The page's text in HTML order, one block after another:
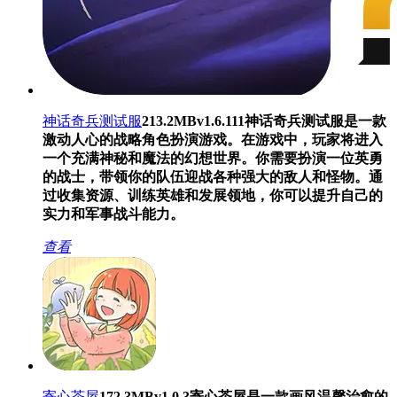
神话奇兵测试服213.2MBv1.6.111神话奇兵测试服是一款
激动人心的战略角色扮演游戏。在游戏中，玩家将进入
一个充满神秘和魔法的幻想世界。你需要扮演一位英勇
的战士，带领你的队伍迎战各种强大的敌人和怪物。通
过收集资源、训练英雄和发展领地，你可以提升自己的
实力和军事战斗能力。
查看